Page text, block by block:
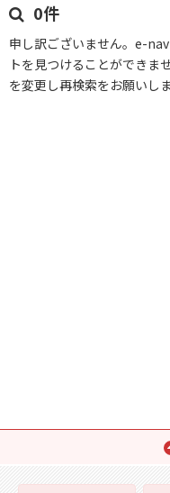
0件
申し訳ございません。e-
トを見つけることができま
を変更し再検索をお願いしま